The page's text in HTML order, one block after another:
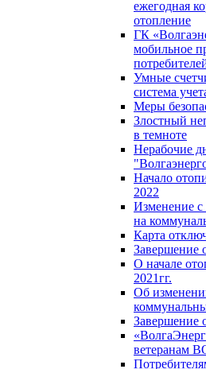
ежегодная
отопление
ГК
мобильное
Умные
система
Меры
Злостный
в темноте
Нерабочие
Начало
2022
Изменение с
на
Карта
Завершение
О начале
2021гг.
Об
Завершение
ветеранам